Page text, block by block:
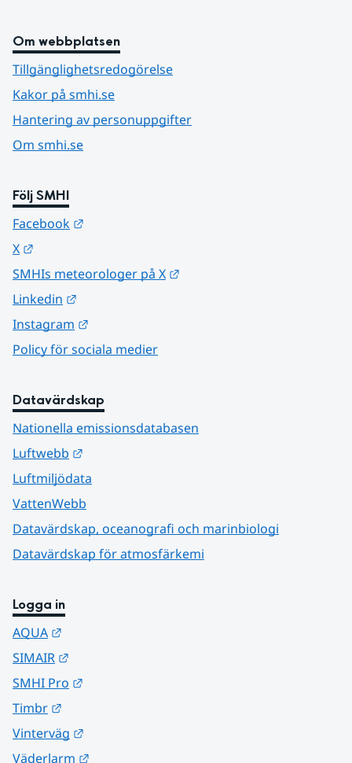
Om webbplatsen
Tillgänglighetsredogörelse
Kakor på smhi.se
Hantering av personuppgifter
Om smhi.se
Följ SMHI
Facebook
X
SMHIs meteorologer på X
Linkedin
Instagram
Policy för sociala medier
Datavärdskap
Nationella emissionsdatabasen
Luftwebb
Luftmiljödata
VattenWebb
Datavärdskap, oceanografi och marinbiologi
Datavärdskap för atmosfärkemi
Logga in
AQUA
SIMAIR
SMHI Pro
Timbr
Vinterväg
Väderlarm